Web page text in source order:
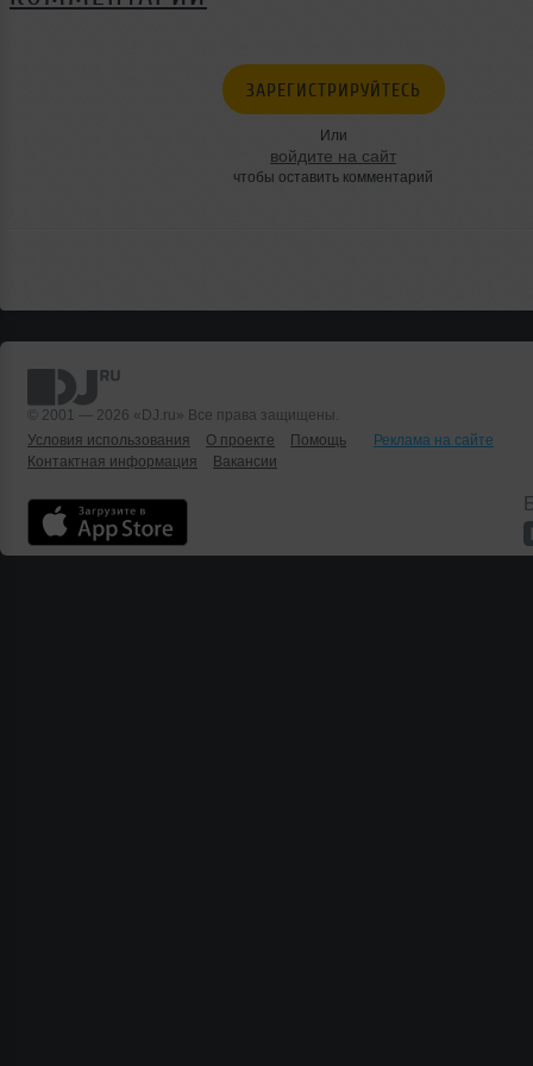
ЗАРЕГИСТРИРУЙТЕСЬ
Или
войдите на сайт
чтобы оставить комментарий
© 2001 — 2026 «DJ.ru» Все права защищены.
Условия использования
О проекте Помощь
Реклама на сайте
Контактная информация
Вакансии